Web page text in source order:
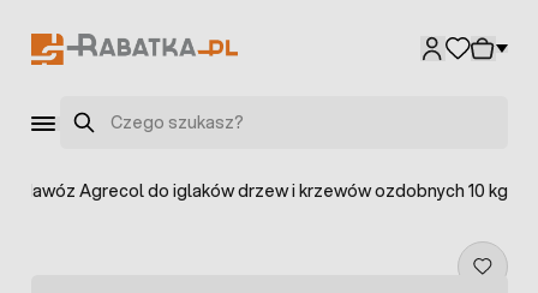
Szukaj
Nawóz Agrecol do iglaków drzew i krzewów ozdobnych 10 kg